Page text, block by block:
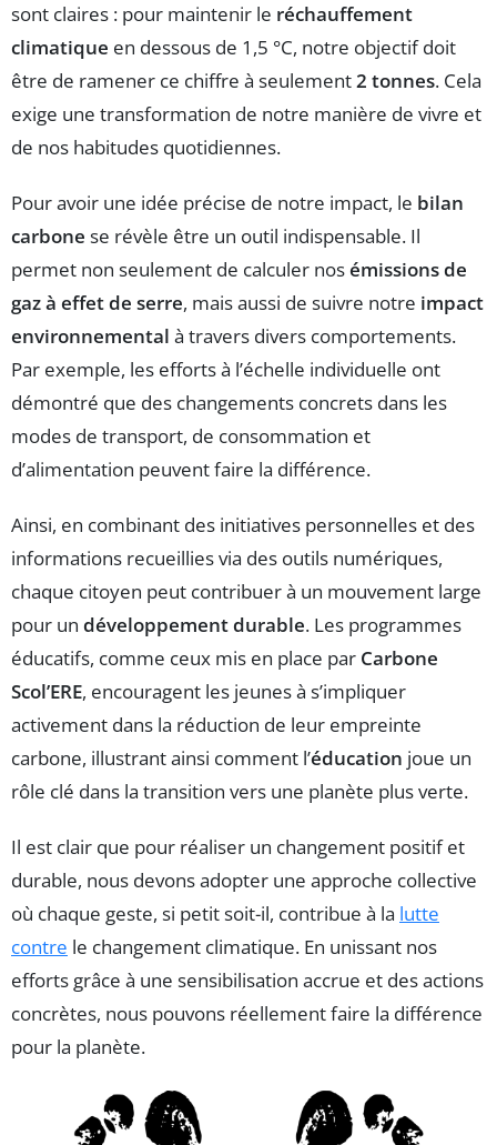
sont claires : pour maintenir le réchauffement
climatique en dessous de 1,5 °C, notre objectif doit
être de ramener ce chiffre à seulement2 tonnes. Cela
exige une transformation de notre manière de vivre et
de nos habitudes quotidiennes.
Pour avoir une idée précise de notre impact, le bilan
carbone se révèle être un outil indispensable. Il
permet non seulement de calculer nosémissions de
gaz à effet de serre, mais aussi de suivre notre impact
environnemental à travers divers comportements.
Par exemple, les efforts à l’échelle individuelle ont
démontré que des changements concrets dans les
modes de transport, de consommation et
d’alimentation peuvent faire la différence.
Ainsi, en combinant des initiatives personnelles et des
informations recueillies via des outils numériques,
chaque citoyen peut contribuer à un mouvement large
pour un développement durable. Les programmes
éducatifs, comme ceux mis en place par Carbone
Scol’ERE, encouragent les jeunes à s’impliquer
activement dans la réduction de leur empreinte
carbone, illustrant ainsi comment l’éducation joue un
rôle clé dans la transition vers une planète plus verte.
Il est clair que pour réaliser un changement positif et
durable, nous devons adopter une approche collective
où chaque geste, si petit soit-il, contribue à la lutte
contre le changement climatique. En unissant nos
efforts grâce à une sensibilisation accrue et des actions
concrètes, nous pouvons réellement faire la différence
pour la planète.